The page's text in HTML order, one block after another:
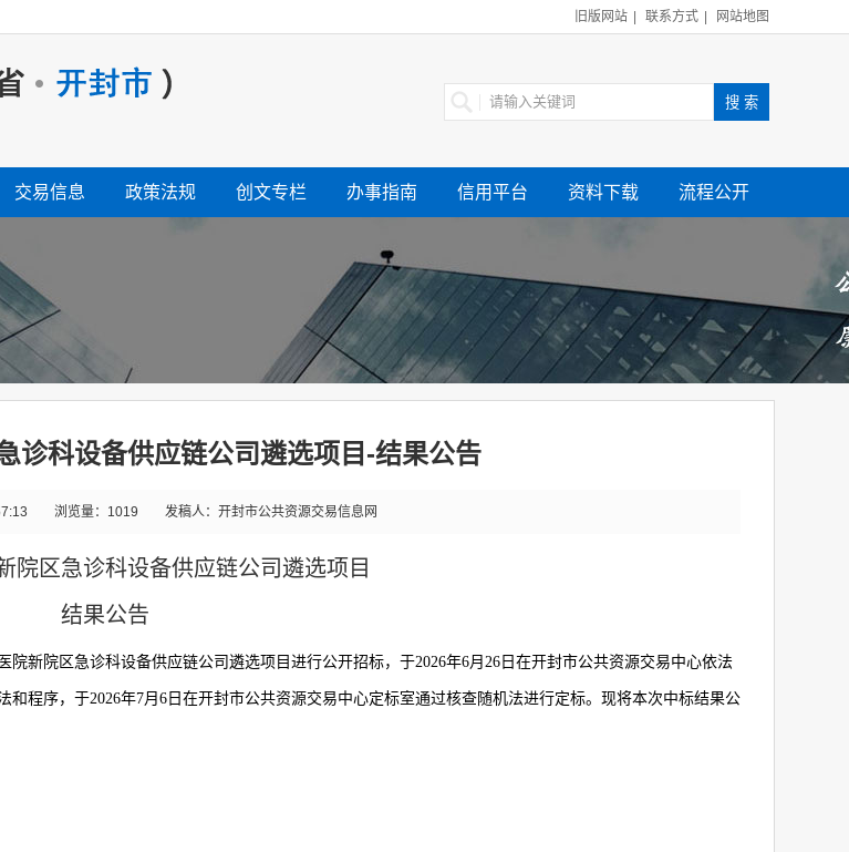
旧版网站 联系方式 网站地图
交易信息 政策法规 创文专栏 办事指南 信用平台 资料下载 流程公开
诊科设备供应链公司遴选项目-结果公告
浏览量： 1019 发稿人：开封市公共资源交易信息网
院区急诊科设备供应链公司遴选项目
结果公告
新院区急诊科设备供应链公司遴选项目进行公开招标，于2026年6月 26 日在开封市公共资源交易中心依法
和程序，于2026年7月 6 日在开封市公共资源交易中心定标室通过核查随机法进行定标。现将本次中标结果公